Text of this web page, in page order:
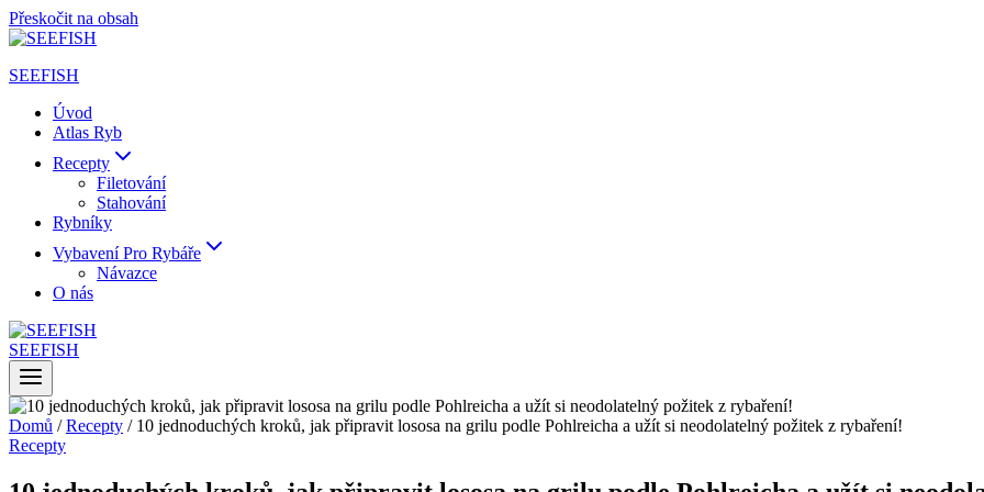
Přeskočit na obsah
SEEFISH
Úvod
Atlas Ryb
Recepty
Filetování
Stahování
Rybníky
Vybavení Pro Rybáře
Návazce
O nás
SEEFISH
Domů / Recepty / 10 jednoduchých kroků, jak připravit lososa na grilu podle Pohlreicha a užít si neodolatelný požitek z rybaření!
Recepty